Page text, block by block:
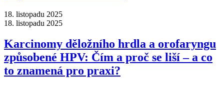
18. listopadu 2025
18. listopadu 2025
Karcinomy děložního hrdla a orofaryngu
způsobené HPV: Čím a proč se liší –⁠ a co
to znamená pro praxi?